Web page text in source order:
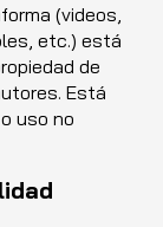
(videos,
etc.) está
de
Está
uso no